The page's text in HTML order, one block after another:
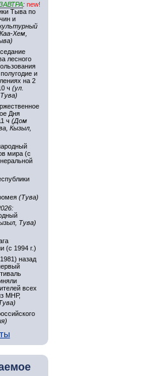
: new!
Тыва по
и
Хем,
лесного
и
на 2
ч (ул.
Дня
ч (Дом
Кызыл,
мира (с
(Тува)
Тува)
(с 1994 г.)
назад
всех
МНР,